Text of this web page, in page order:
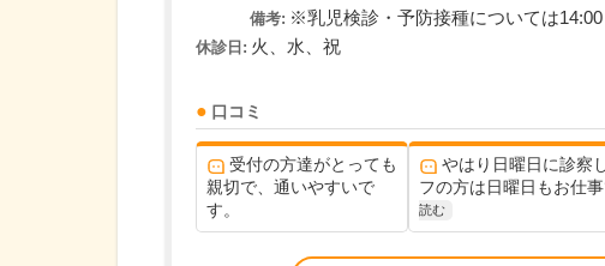
備考: ※乳児検診・予防接種については14:00
休診日: 火、水、祝
口コミ
受付の方達がとっても
親切で、通いやすいで
す。
やはり日曜日に診察
フの方は日曜日もお仕
読む